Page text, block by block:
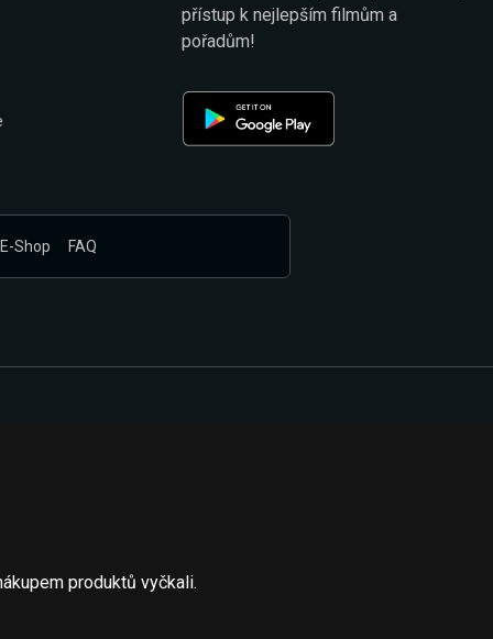
přístup k nejlepším filmům a
pořadům!
E-Shop FAQ
produktů vyčkali.